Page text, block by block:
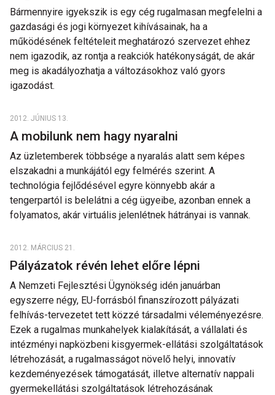
Bármennyire igyekszik is egy cég rugalmasan megfelelni a
gazdasági és jogi környezet kihívásainak, ha a
működésének feltételeit meghatározó szervezet ehhez
nem igazodik, az rontja a reakciók hatékonyságát, de akár
meg is akadályozhatja a változásokhoz való gyors
igazodást.
2012. JÚNIUS 13.
A mobilunk nem hagy nyaralni
Az üzletemberek többsége a nyaralás alatt sem képes
elszakadni a munkájától egy felmérés szerint. A
technológia fejlődésével egyre könnyebb akár a
tengerpartól is belelátni a cég ügyeibe, azonban ennek a
folyamatos, akár virtuális jelenlétnek hátrányai is vannak.
2012. MÁRCIUS 21.
Pályázatok révén lehet előre lépni
A Nemzeti Fejlesztési Ügynökség idén januárban
egyszerre négy, EU-forrásból finanszírozott pályázati
felhívás-tervezetet tett közzé társadalmi véleményezésre.
Ezek a rugalmas munkahelyek kialakítását, a vállalati és
intézményi napközbeni kisgyermek-ellátási szolgáltatások
létrehozását, a rugalmasságot növelő helyi, innovatív
kezdeményezések támogatását, illetve alternatív nappali
gyermekellátási szolgáltatások létrehozásának